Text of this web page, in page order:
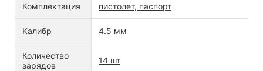
Комплектация пистолет, паспорт
Калибр 4.5 мм
Количество
зарядов
14 шт